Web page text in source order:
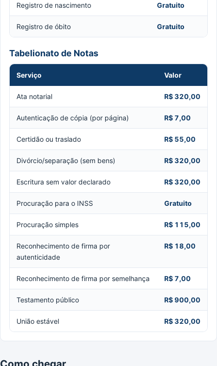
Registro de nascimento Gratuito
Registro de óbito Gratuito
Tabelionato de Notas
Serviço Valor
Ata notarial R$ 320,00
Autenticação de cópia (por página) R$ 7,00
Certidão ou traslado R$ 55,00
Divórcio/separação (sem bens) R$ 320,00
Escritura sem valor declarado R$ 320,00
Procuração para o INSS Gratuito
Procuração simples R$ 115,00
Reconhecimento de firma por
autenticidade
R$ 18,00
Reconhecimento de firma por semelhança R$ 7,00
Testamento público R$ 900,00
União estável R$ 320,00